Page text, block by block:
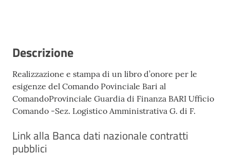
Descrizione
Realizzazione e stampa di un libro d’onore per le
esigenze del Comando Povinciale Bari al
ComandoProvinciale Guardia di Finanza BARI Ufficio
Comando -Sez. Logistico Amministrativa G. di F.
Link alla Banca dati nazionale contratti
pubblici